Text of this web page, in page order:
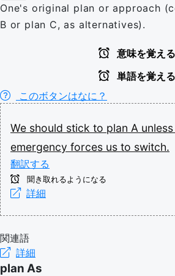
One's original plan or approach
B or plan C, as alternatives).
意味を覚える
単語を覚える
このボタンはなに？
We should stick to plan A unless
emergency forces us to switch.
翻訳する
聞き取れるようになる
詳細
関連語
詳細
plan As